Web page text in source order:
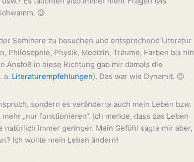
😉
Seminare zu besuchen und entsprechend Literatur
Philosophie, Physik, Medizin, Träume, Farben bis hin
Anstoß in diese Richtung gab mir damals die
a. Literaturempfehlungen). Das war wie Dynamit. 😉
sondern es veränderte auch mein Leben bzw.
„nur funktionieren“. Ich merkte, dass das Leben
immer geringer. Mein Gefühl sagte mir aber,
Ich wollte mein Leben ändern!